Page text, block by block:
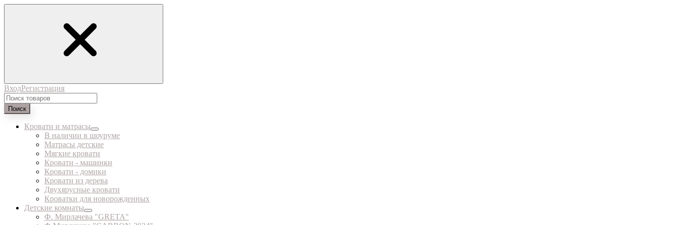
ВходРегистрация
Поиск
Кровати и матрасы
В наличии в шоуруме
Матрасы детские
Мягкие кровати
Кровати - машинки
Кровати - домики
Кровати из дерева
Двухярусные кровати
Кроватки для новорожденных
Детские комнаты
Ф. Мирлачева "GRETA"